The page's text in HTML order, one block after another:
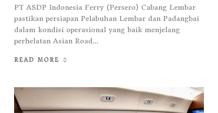
PT ASDP Indonesia Ferry (Persero) Cabang Lembar
pastikan persiapan Pelabuhan Lembar dan Padangbai
dalam kondisi operasional yang baik menjelang
perhelatan Asian Road...
READ MORE